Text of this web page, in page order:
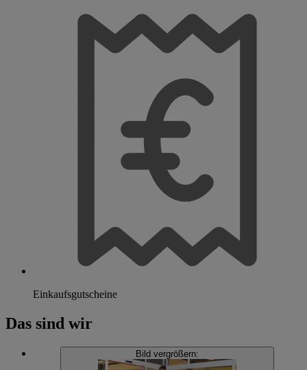
Einkaufsgutscheine
Das sind wir
Bild vergrößern: